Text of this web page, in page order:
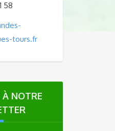
58
tours.fr
À NOTRE